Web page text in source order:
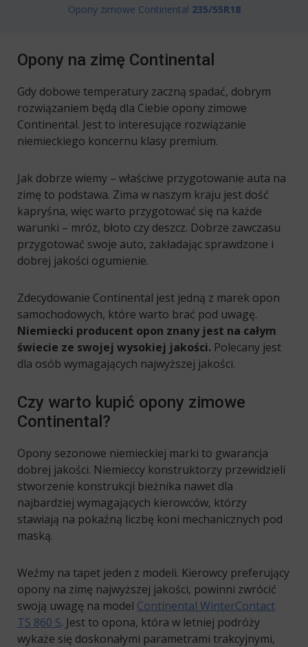
Opony zimowe Continental 235/55R18
Opony na zimę Continental
Gdy dobowe temperatury zaczną spadać, dobrym
rozwiązaniem będą dla Ciebie opony zimowe
Continental. Jest to interesujące rozwiązanie
niemieckiego koncernu klasy premium.
Jak dobrze wiemy – właściwe przygotowanie auta na
zimę to podstawa. Zima w naszym kraju jest dość
kapryśna, więc warto przygotować się na każde
warunki – mróz, błoto czy deszcz. Dobrze zawczasu
przygotować swoje auto, zakładając sprawdzone i
dobrej jakości ogumienie.
Zdecydowanie Continental jest jedną z marek opon
samochodowych, które warto brać pod uwagę.
Niemiecki producent opon znany jest na całym
świecie ze swojej wysokiej jakości. Polecany jest
dla osób wymagających najwyższej jakości.
Czy warto kupić opony zimowe
Continental?
Opony sezonowe niemieckiej marki to gwarancja
dobrej jakości. Niemieccy konstruktorzy przewidzieli
stworzenie konstrukcji bieżnika nawet dla
najbardziej wymagających kierowców, którzy
stawiają na pokaźną liczbę koni mechanicznych pod
maską.
Weźmy na tapet jeden z modeli. Kierowcy preferujący
opony na zimę najwyższej jakości, powinni zwrócić
swoją uwagę na model Continental WinterContact
TS 860 S. Jest to opona, która w letniej podróży
wykaże się doskonałymi parametrami trakcyjnymi,